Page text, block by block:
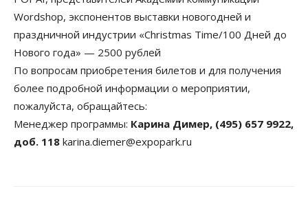
Wordshop, экспонентов выставки новогодней и
праздничной индустрии «Christmas Time/100 Дней до
Нового года» — 2500 рублей
По вопросам приобретения билетов и для получения
более подробной информации о мероприятии,
пожалуйста, обращайтесь:
Менеджер программы: Карина Димер, (495) 657 9922,
доб. 118 karina.diemer@expopark.ru